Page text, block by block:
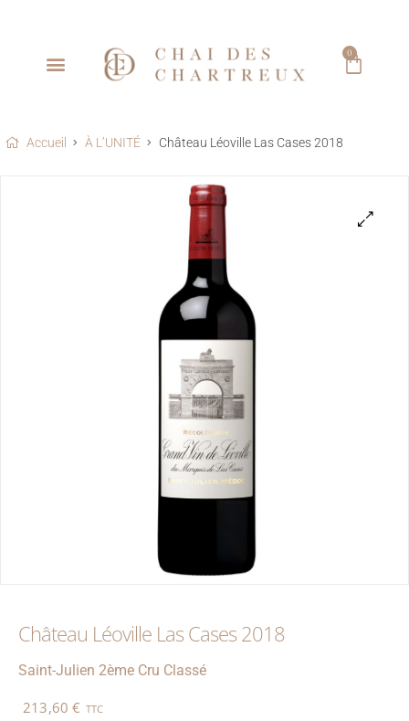
0
Accueil À L’UNITÉ Château Léoville Las Cases 2018
Château Léoville Las Cases 2018
Saint-Julien 2ème Cru Classé
213,60€ TTC